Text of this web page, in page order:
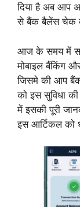
दिया है अब आप
से बैंक बैलेंस चेक
आज के समय में
मोबाइल बैंकिंग
जिसमे की आप
को इस सुविधा
में इसकी पूरी
इस आर्टिकल को